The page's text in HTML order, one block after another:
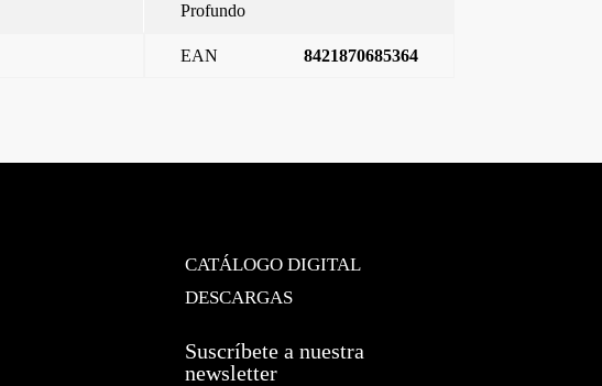
Profundo
EAN 8421870685364
CATÁLOGO DIGITAL
DESCARGAS
Suscríbete a nuestra
newsletter